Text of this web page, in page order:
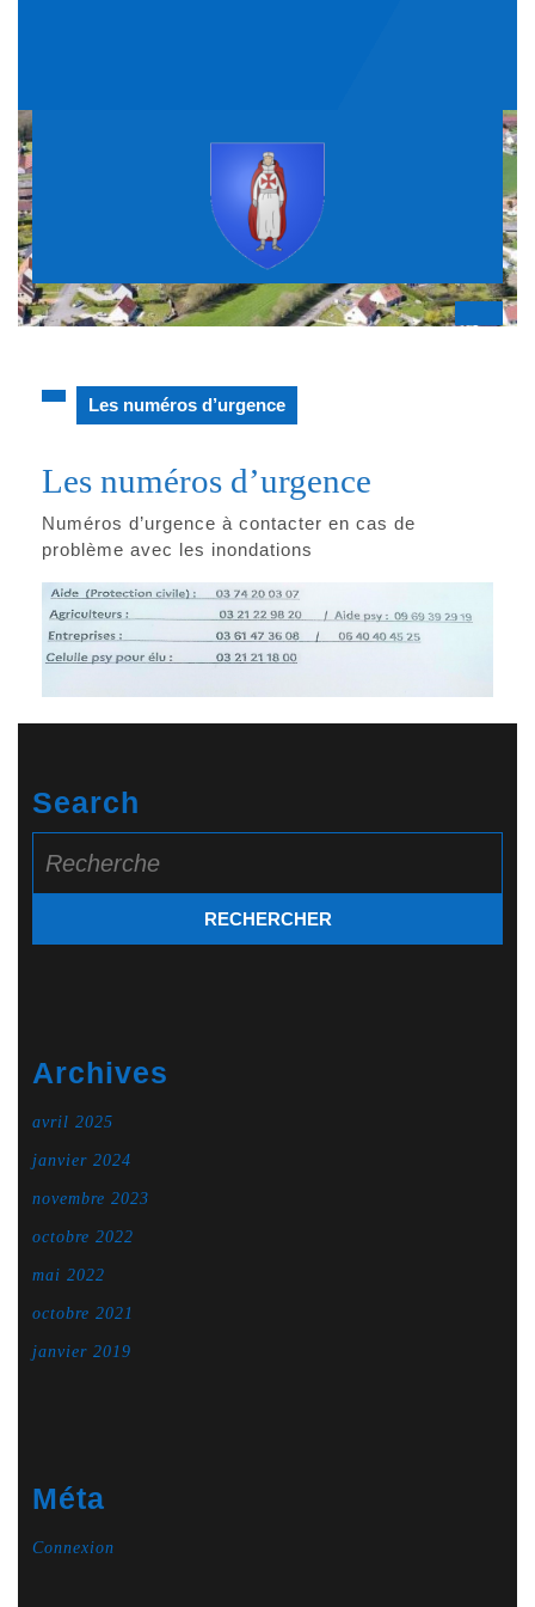
content
Les numéros d’urgence
Les numéros d’urgence
Numéros d’urgence à contacter en cas de
problème avec les inondations
Search
for:
Archives
avril 2025
janvier 2024
novembre 2023
octobre 2022
mai 2022
octobre 2021
janvier 2019
Méta
Connexion